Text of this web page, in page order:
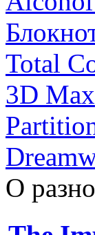
Total
3D Max
О